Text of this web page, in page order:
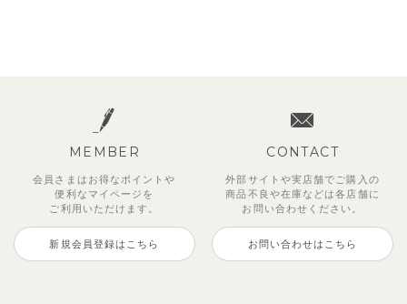
MEMBER
会員さまはお得なポイントや
便利な マイページを
ご利用いただけます。
新規会員登録はこちら
CONTACT
外部サイトや実店舗でご購入の
商品不良や在庫などは各店舗に
お問い合わせください。
お問い合わせはこちら